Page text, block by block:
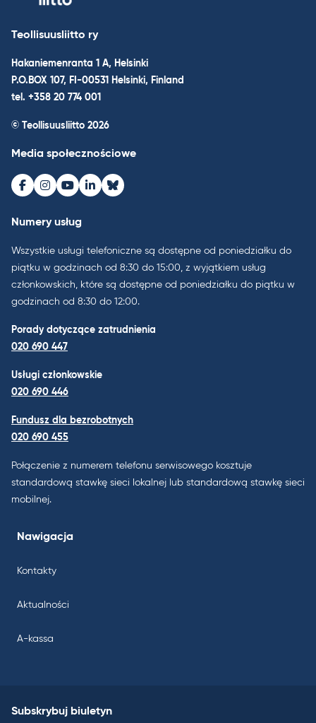
Teollisuusliitto ry
Hakaniemenranta 1 A, Helsinki
P.O.BOX 107, FI-00531 Helsinki, Finland
tel. +358 20 774 001
© Teollisuusliitto 2026
Media społecznościowe
Facebook
Instagram
Youtube
LinkedInBluesky
Numery usług
Wszystkie usługi telefoniczne są dostępne od poniedziałku do
piątku w godzinach od 8:30 do 15:00, z wyjątkiem usług
członkowskich, które są dostępne od poniedziałku do piątku w
godzinach od 8:30 do 12:00.
Porady dotyczące zatrudnienia
020 690 447
Usługi członkowskie
020 690 446
Fundusz dla bezrobotnych
020 690 455
Połączenie z numerem telefonu serwisowego kosztuje
standardową stawkę sieci lokalnej lub standardową stawkę sieci
mobilnej.
Nawigacja
Kontakty
Aktualności
A-kassa
Subskrybuj biuletyn